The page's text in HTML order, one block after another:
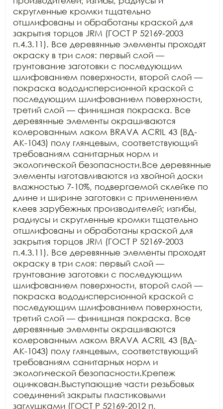
скругленные кромки тщательно
отшлифованы и обработаны краской для
закрытия торцов JRM (ГОСТ Р 52169-2003
п.4.3.11). Все деревянные элементы проходят
окраску в три слоя: первый слой —
грунтование заготовки с последующим
шлифованием поверхности, второй слой —
покраска вододисперсионной краской с
последующим шлифованием поверхности,
третий слой — финишная покраска. Все
деревянные элементы окрашиваются
колерованным лаком BRAVA ACRIL 43 (ВД-
АК-1043) полу глянцевым, соответствующий
требованиям санитарных норм и
экологической безопасности.Все деревянные
элементы изготавливаются из хвойной доски
влажностью 7-10%, подвергаемой склейке по
длине и ширине заготовки с применением
клеев зарубежных производителей; изгибы,
радиусы и скругленные кромки тщательно
отшлифованы и обработаны краской для
закрытия торцов JRM (ГОСТ Р 52169-2003
п.4.3.11). Все деревянные элементы проходят
окраску в три слоя: первый слой —
грунтование заготовки с последующим
шлифованием поверхности, второй слой —
покраска вододисперсионной краской с
последующим шлифованием поверхности,
третий слой — финишная покраска. Все
деревянные элементы окрашиваются
колерованным лаком BRAVA ACRIL 43 (ВД-
АК-1043) полу глянцевым, соответствующий
требованиям санитарных норм и
экологической безопасности.Крепеж
оцинкован.Выступающие части резьбовых
соединений закрыты пластиковыми
заглушками (ГОСТ Р 52169-2012 п.